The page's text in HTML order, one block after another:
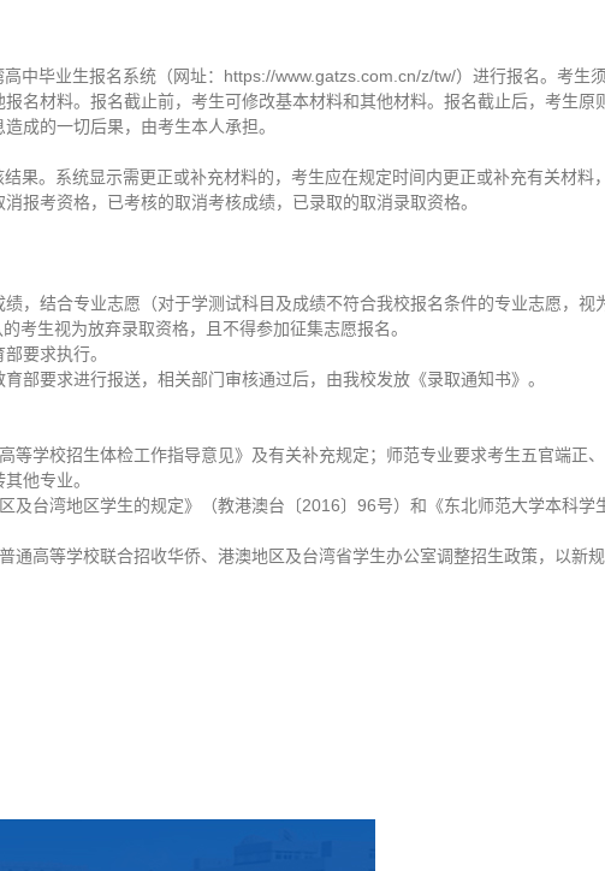
毕业生报名系统（网址：https://www.gatzs.com.cn/z/tw/）进行报名。考生
名材料。报名截止前，考生可修改基本材料和其他材料。报名截止后，考生原
成的一切后果，由考生本人承担。
果。系统显示需更正或补充材料的，考生应在规定时间内更正或补充有关材料
报考资格，已考核的取消考核成绩，已录取的取消录取资格。
，结合专业志愿（对于学测试科目及成绩不符合我校报名条件的专业志愿，视
考生视为放弃录取资格，且不得参加征集志愿报名。
要求执行。
部要求进行报送，相关部门审核通过后，由我校发放《录取通知书》。
学校招生体检工作指导意见》及有关补充规定；师范专业要求考生五官端正
他专业。
台湾地区学生的规定》（教港澳台〔2016〕96号）和《东北师范大学本科学
高等学校联合招收华侨、港澳地区及台湾省学生办公室调整招生政策，以新规